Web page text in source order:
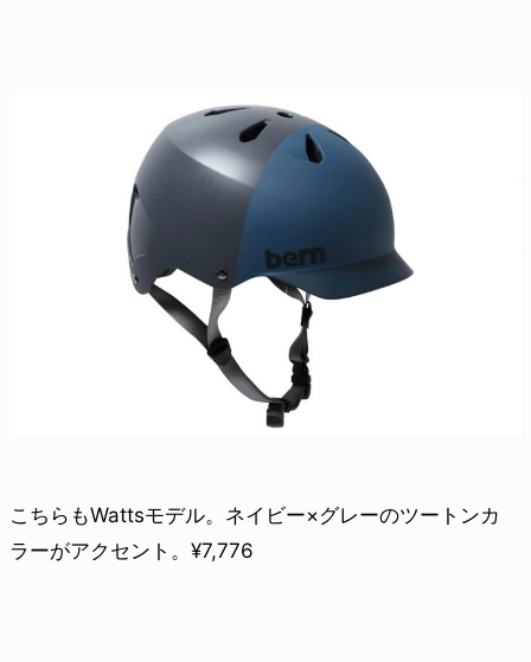
こちらもWattsモデル。ネイビー×グレーのツートンカ
ラーがアクセント。¥7,776